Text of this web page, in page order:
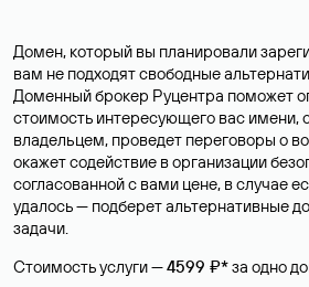
Домен, который вы планировали
вам не подходят свободные
Доменный брокер Руцентра поможет
стоимость интересующего вас имени,
владельцем, проведет переговоры о
окажет содействие в организации
согласованной с вами цене, в случае
удалось — подберет альтернативные
задачи.
Стоимость услуги —4599 ₽*за одно